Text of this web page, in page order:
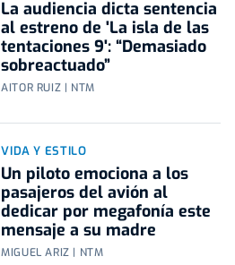
La audiencia dicta sentencia
al estreno de 'La isla de las
tentaciones 9': “Demasiado
sobreactuado”
AITOR RUIZ | NTM
VIDA Y ESTILO
Un piloto emociona a los
pasajeros del avión al
dedicar por megafonía este
mensaje a su madre
MIGUEL ARIZ | NTM